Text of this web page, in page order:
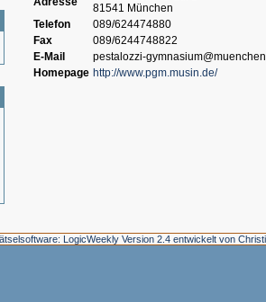
81541 München
Telefon
089/624474880
Fax
089/6244748822
E-Mail
pestalozzi-
Homepage http://www.pgm.musin.de/
LogicWeekly Version 2.4 entwickelt von